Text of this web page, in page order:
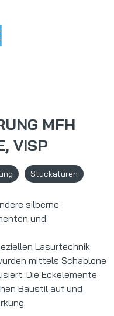
MFH
VISP
Stuckaturen
silberne
und
Lasurtechnik
mittels Schablone
Die Eckelemente
Baustil auf und